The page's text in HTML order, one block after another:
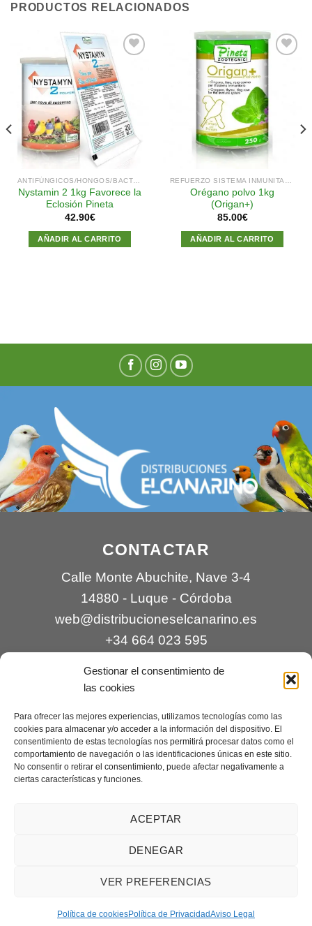
Gestionar el consentimiento de
las cookies
Para ofrecer las mejores experiencias, utilizamos tecnologías como las
cookies para almacenar y/o acceder a la información del dispositivo. El
consentimiento de estas tecnologías nos permitirá procesar datos como el
comportamiento de navegación o las identificaciones únicas en este sitio.
No consentir o retirar el consentimiento, puede afectar negativamente a
ciertas características y funciones.
ACEPTAR
DENEGAR
VER PREFERENCIAS
Política de cookiesPolítica de PrivacidadAviso Legal
PRODUCTOS RELACIONADOS
Añadir
a la
lista de
deseos
Nystamin 2 1kg Favorece la
Eclosión Pineta
42.90€
AÑADIR AL CARRITO
lista de
deseos
Orégano polvo 1kg
(Origan+)
85.00€
AÑADIR AL CARRITO
CONTACTAR
Calle Monte Abuchite, Nave 3-4
14880 - Luque - Córdoba
web@distribucioneselcanarino.es
+34 664 023 595
Contacto|Incidencias|Devoluciones |
Condiciones generales
Mantenimiento web a cargo deCreaciones Digitales – mantenimiento web
Política de privacidad |Condiciones generales de